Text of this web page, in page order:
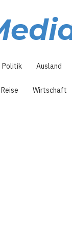
Politik Ausland
Reise Wirtschaft